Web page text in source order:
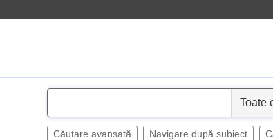
e
Căutare avansată Navigare după subiect